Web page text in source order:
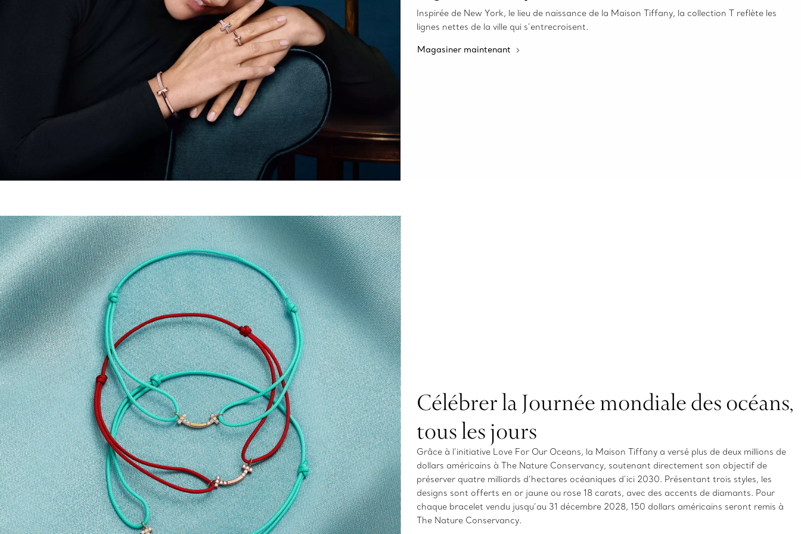
Inspirée de New York, le lieu de naissance de la Maison Tiffany, la collection T reflète les
lignes nettes de la ville qui s’entrecroisent.
Magasiner maintenant
Célébrer la Journée mondiale des océans,
tous les jours
Grâce à l’initiative Love For Our Oceans, la Maison Tiffany a versé plus de deux millions de
dollars américains à The Nature Conservancy, soutenant directement son objectif de
préserver quatre milliards d’hectares océaniques d’ici 2030. Présentant trois styles, les
designs sont offerts en or jaune ou rose 18 carats, avec des accents de diamants. Pour
chaque bracelet vendu jusqu’au 31 décembre 2028, 150 dollars américains seront remis à
The Nature Conservancy.